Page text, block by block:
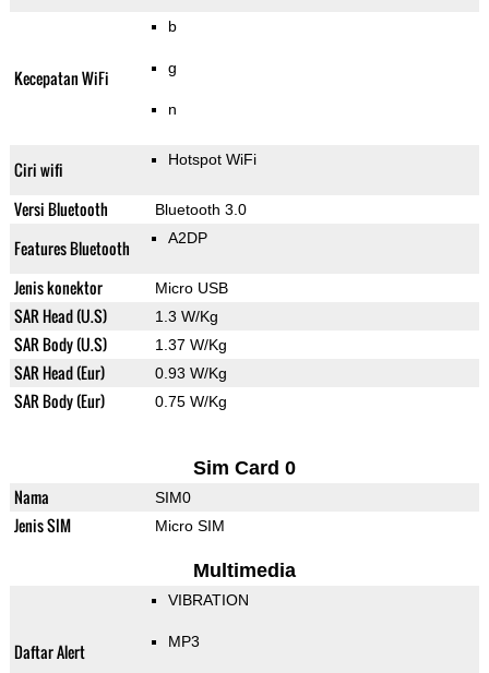
Kecepatan WiFi
b
g
n
Ciri wifi Hotspot WiFi
Versi Bluetooth Bluetooth 3.0
Features Bluetooth A2DP
Jenis konektor Micro USB
SAR Head (U.S) 1.3 W/Kg
SAR Body (U.S) 1.37 W/Kg
SAR Head (Eur) 0.93 W/Kg
SAR Body (Eur) 0.75 W/Kg
Sim Card 0
Nama SIM0
Jenis SIM Micro SIM
Multimedia
Daftar Alert
VIBRATION
MP3